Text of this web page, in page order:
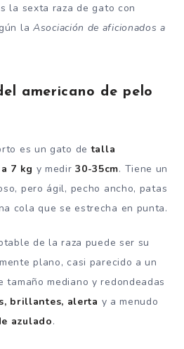
la sexta raza de gato con
la Asociación de aficionados a
americano de pelo
es un gato detalla
7 kg y medir 30-35cm. Tiene un
pero ágil, pecho ancho, patas
cola que se estrecha en punta.
de la raza puede ser su
plano, casi parecido a un
tamaño mediano y redondeadas
brillantes, alerta y a menudo
azulado.